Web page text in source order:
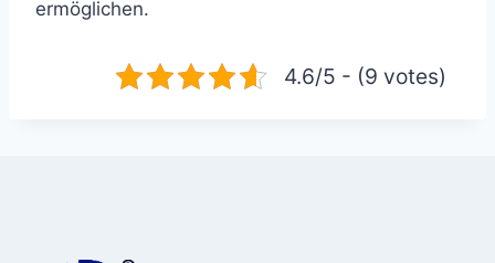
ermöglichen.
4.6/5 - (9 votes)